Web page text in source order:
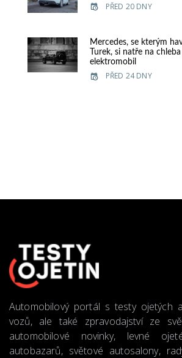
PŘED 20 DNY
Mercedes, se kterým
Turek, si natře na
elektromobil
PŘED 24 DNY
Automobilový portál s testy ojetých
vozů, ale také zpravodajství ze
automobilové novinky, levné
autobazarů, světové autosalony,